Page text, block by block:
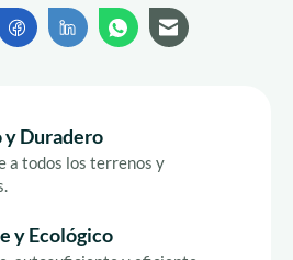
y Duradero
a todos los terrenos y
y Ecológico